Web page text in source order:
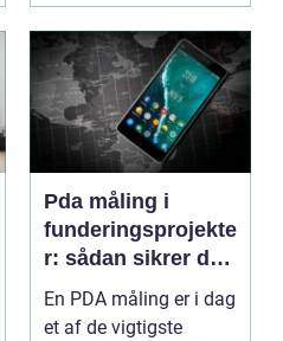
Pda måling i
funderingsprojekte
r: sådan sikrer du
dokumenteret
bæreevne
En PDA måling er i dag
et af de vigtigste